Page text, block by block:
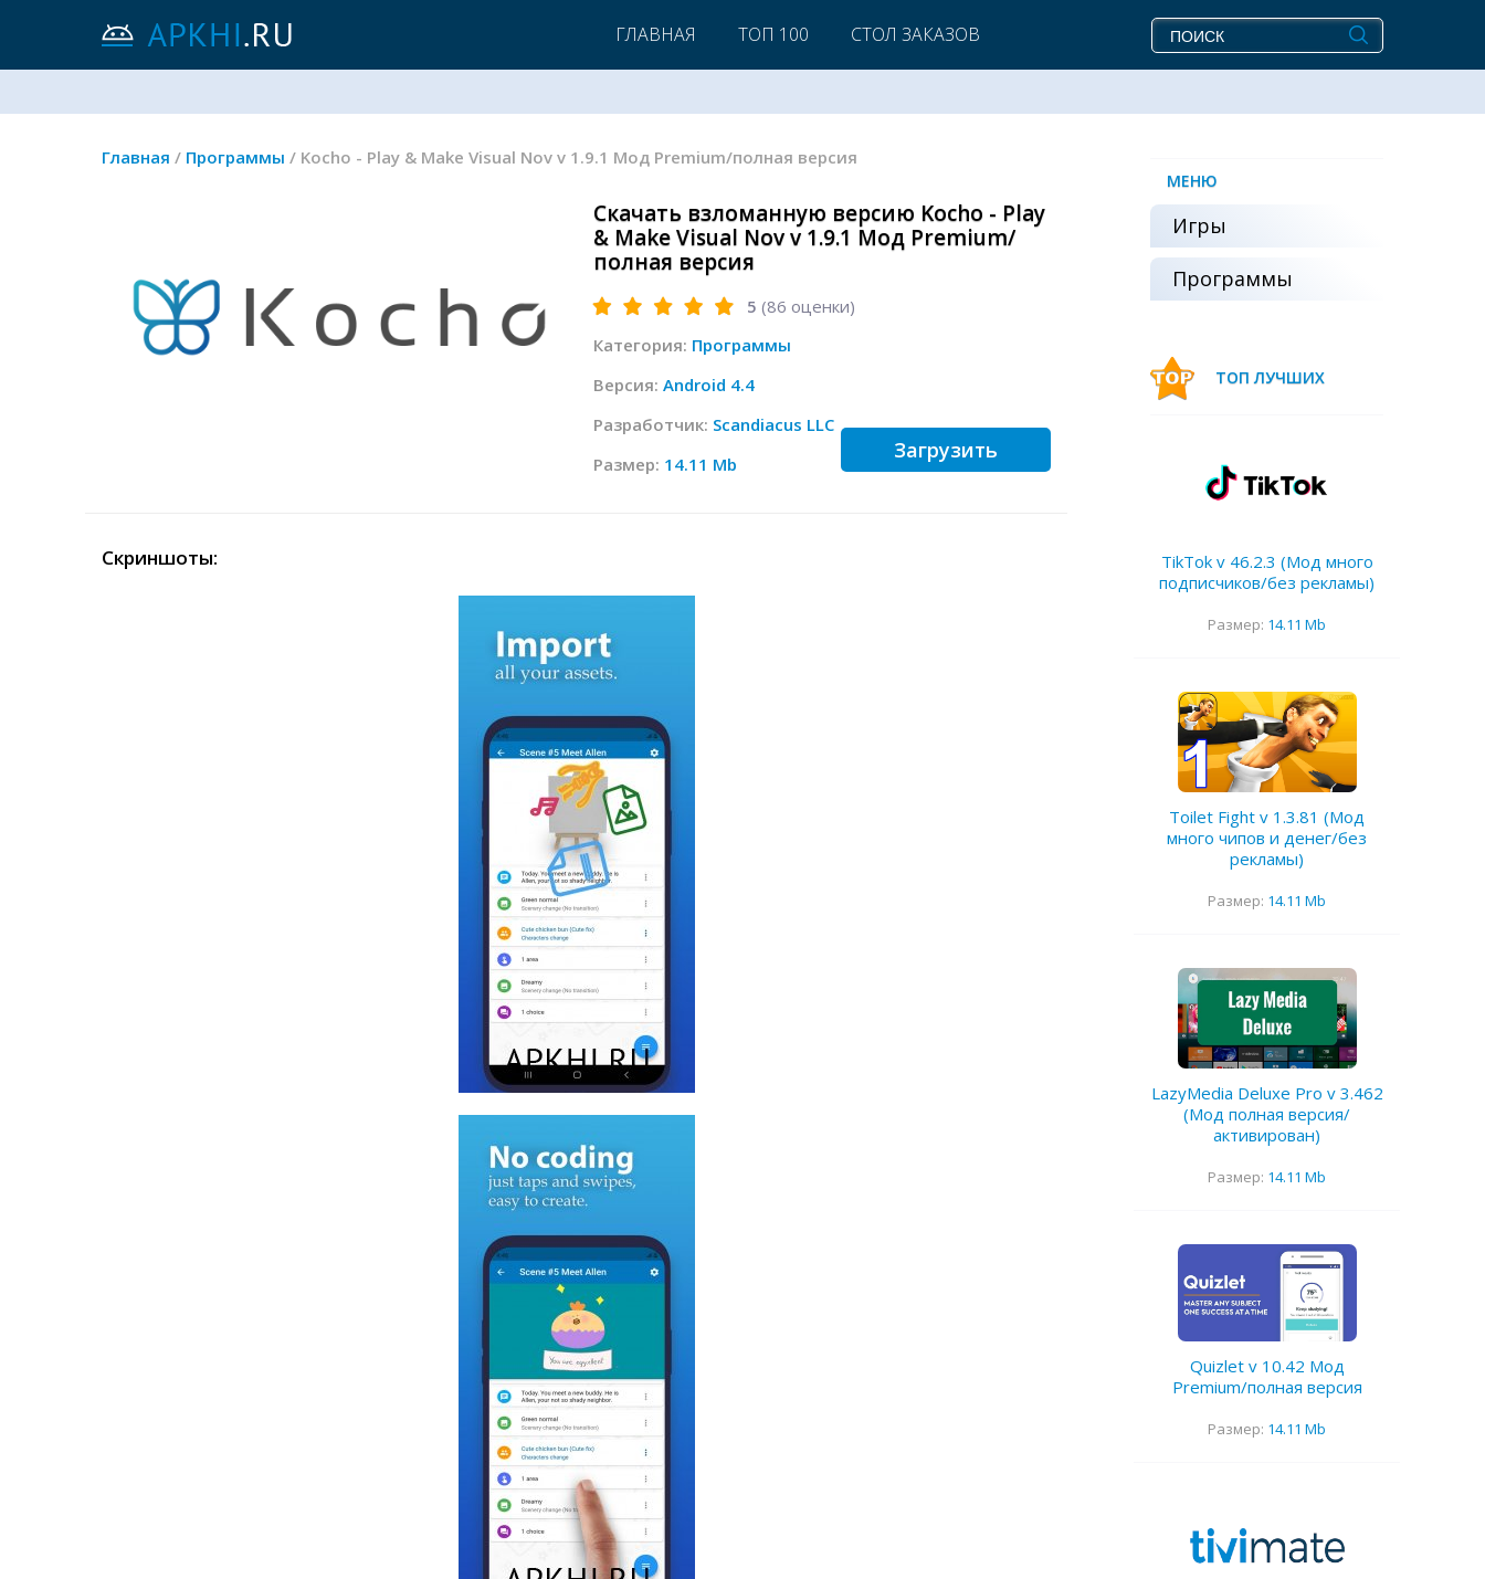
ГЛАВНАЯ ТОП 100 СТОЛ ЗАКАЗОВ
Главная / Программы / Kocho - Play & Make Visual Nov v 1.9.1 Мод Premium/полная версия
Скачать взломанную версию Kocho - Play
& Make Visual Nov v 1.9.1 Мод Premium/
полная версия
5 (86 оценки)
Категория: Программы
Версия: Android 4.4
Разработчик: Scandiacus LLC
Размер: 14.11 Mb
Загрузить
Скриншоты:
МЕНЮ
Игры
Программы
ТОП ЛУЧШИХ
TikTok v 46.2.3 (Мод много
подписчиков/без рекламы)
Размер: 14.11 Mb
Toilet Fight v 1.3.81 (Мод
много чипов и денег/без
рекламы)
Размер: 14.11 Mb
LazyMedia Deluxe Pro v 3.462
(Мод полная версия/
активирован)
Размер: 14.11 Mb
Quizlet v 10.42 Мод
Premium/полная версия
Размер: 14.11 Mb